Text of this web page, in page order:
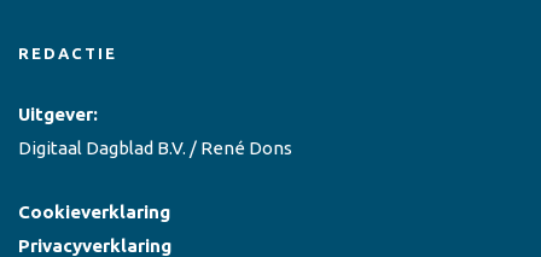
REDACTIE
Uitgever:
Digitaal Dagblad B.V. / René Dons
Cookieverklaring
Privacyverklaring